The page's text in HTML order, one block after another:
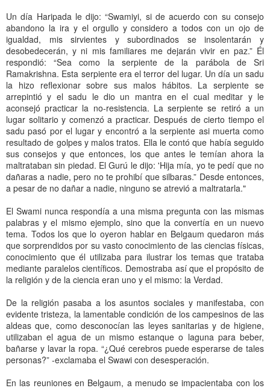
Un día Haripada le dijo: “Swamiyi, si de acuerdo con su consejo
abandono la ira y el orgullo y considero a todos con un ojo de
igualdad, mis sirvientes y subordinados se insolentarán y
desobedecerán, y ni mis familiares me dejarán vivir en paz.” Él
respondió: “Sea como la serpiente de la parábola de Sri
Ramakrishna. Esta serpiente era el terror del lugar. Un día un sadu
la hizo reflexionar sobre sus malos hábitos. La serpiente se
arrepintió y el sadu le dio un mantra en el cual meditar y le
aconsejó practicar la no-resistencia. La serpiente se retiró a un
lugar solitario y comenzó a practicar. Después de cierto tiempo el
sadu pasó por el lugar y encontró a la serpiente asi muerta como
resultado de golpes y malos tratos. Ella le contó que había seguido
sus consejos y que entonces, los que antes le temían ahora la
maltrataban sin piedad. El Gurú le dijo: 'Hija mía, yo te pedí que no
dañaras a nadie, pero no te prohibí que silbaras.” Desde entonces,
a pesar de no dañar a nadie, ninguno se atrevió a maltratarla."
El Swami nunca respondía a una misma pregunta con las mismas
palabras y el mismo ejemplo, sino que la convertía en un nuevo
tema. Todos los que lo oyeron hablar en Belgaum quedaron más
que sorprendidos por su vasto conocimiento de las ciencias físicas,
conocimiento que él utilizaba para ilustrar los temas que trataba
mediante paralelos científicos. Demostraba así que el propósito de
la religión y de la ciencia eran uno y el mismo: la Verdad.
De la religión pasaba a los asuntos sociales y manifestaba, con
evidente tristeza, la lamentable condición de los campesinos de las
aldeas que, como desconocían las leyes sanitarias y de higiene,
utilizaban el agua de un mismo estanque o laguna para beber,
bañarse y lavar la ropa. “¿Qué cerebros puede esperarse de tales
personas?” -exclamaba el Swawi con desesperación.
En las reuniones en Belgaum, a menudo se impacientaba con los